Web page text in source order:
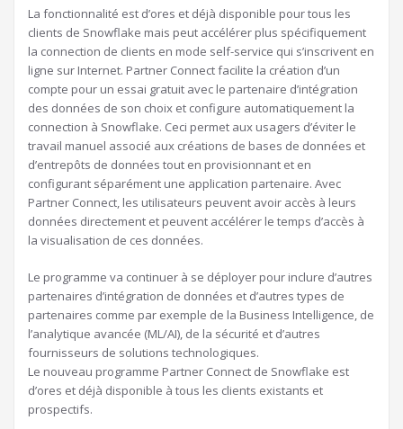
La fonctionnalité est d’ores et déjà disponible pour tous les
clients de Snowflake mais peut accélérer plus spécifiquement
la connection de clients en mode self-service qui s’inscrivent en
ligne sur Internet. Partner Connect facilite la création d’un
compte pour un essai gratuit avec le partenaire d’intégration
des données de son choix et configure automatiquement la
connection à Snowflake. Ceci permet aux usagers d’éviter le
travail manuel associé aux créations de bases de données et
d’entrepôts de données tout en provisionnant et en
configurant séparément une application partenaire. Avec
Partner Connect, les utilisateurs peuvent avoir accès à leurs
données directement et peuvent accélérer le temps d’accès à
la visualisation de ces données.
Le programme va continuer à se déployer pour inclure d’autres
partenaires d’intégration de données et d’autres types de
partenaires comme par exemple de la Business Intelligence, de
l’analytique avancée (ML/AI), de la sécurité et d’autres
fournisseurs de solutions technologiques.
Le nouveau programme Partner Connect de Snowflake est
d’ores et déjà disponible à tous les clients existants et
prospectifs.